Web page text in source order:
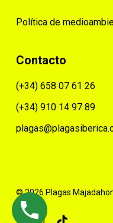
Política de
Contacto
(+34) 658 07 61 26
(+34) 910 14 97 89
© 2026 Plagas
facebookinstagram
tiktok